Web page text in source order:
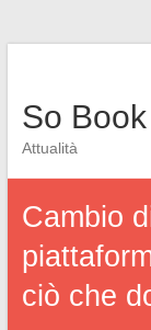
So
Attualità
Cambio
ciò che